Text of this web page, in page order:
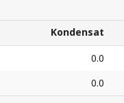
Kondensat
0.0
0.0